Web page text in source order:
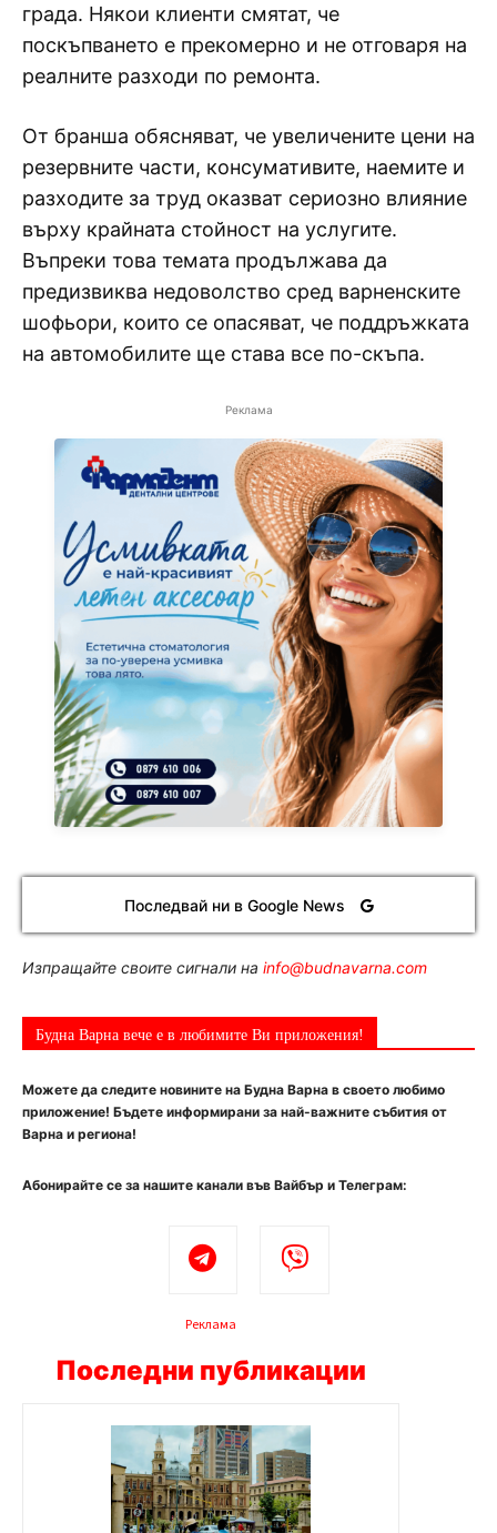
града. Някои клиенти смятат, че
поскъпването е прекомерно и не отговаря на
реалните разходи по ремонта.
От бранша обясняват, че увеличените цени на
резервните части, консумативите, наемите и
разходите за труд оказват сериозно влияние
върху крайната стойност на услугите.
Въпреки това темата продължава да
предизвиква недоволство сред варненските
шофьори, които се опасяват, че поддръжката
на автомобилите ще става все по-скъпа.
Реклама
Последвай ни в Google News
Изпращайте своите сигнали на info@budnavarna.com
Будна Варна вече е в любимите Ви приложения!
Можете да следите новините на Будна Варна в своето любимо
приложение! Бъдете информирани за най-важните събития от
Варна и региона!
Абонирайте се за нашите канали във Вайбър и Телеграм:
Реклама
Последни публикации